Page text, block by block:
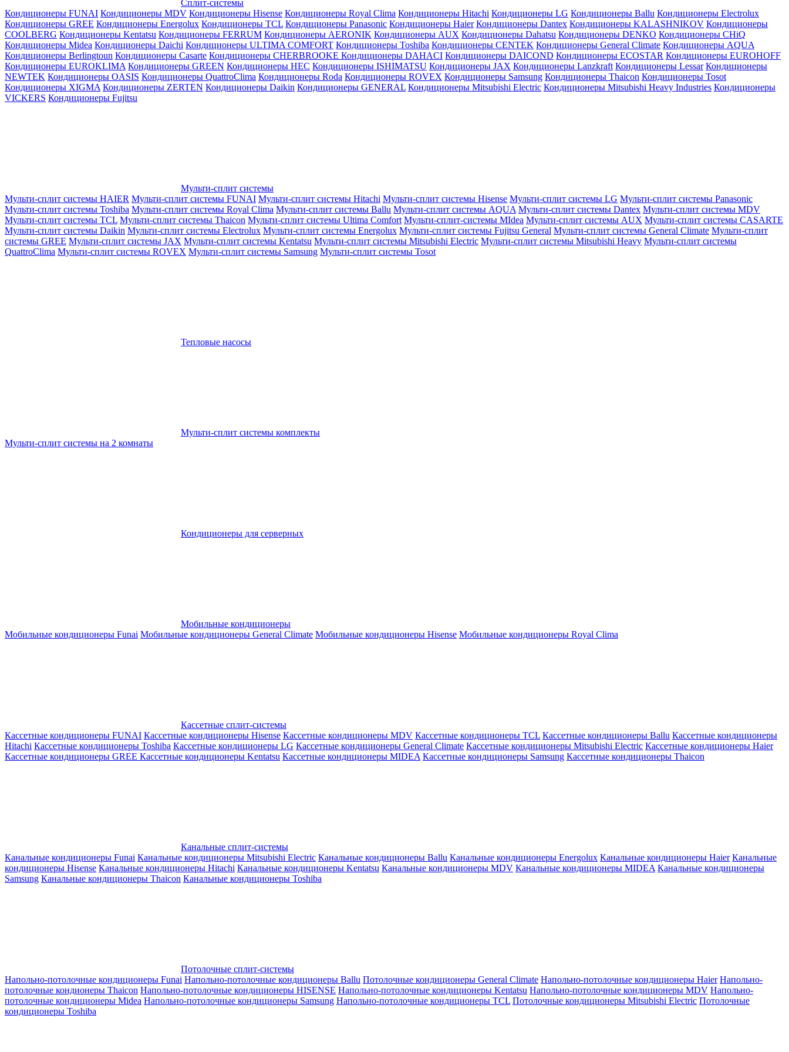
Сплит-системы
Кондиционеры FUNAI Кондиционеры MDV Кондиционеры Hisense Кондиционеры Royal Clima Кондиционеры Hitachi Кондиционеры LG Кондиционеры Ballu Кондиционеры Electrolux
Кондиционеры GREE Кондиционеры Energolux Кондиционеры TCL Кондиционеры Panasonic Кондиционеры Haier Кондиционеры Dantex Кондиционеры KALASHNIKOV Кондиционеры
СOOLBERG Кондиционеры Kentatsu Кондиционеры FERRUM Кондиционеры AERONIK Кондиционеры AUX Кондиционеры Dahatsu Кондиционеры DENKO Кондиционеры CHiQ
Кондиционеры Midea Кондиционеры Daichi Кондиционеры ULTIMA COMFORT Кондиционеры Toshiba Кондиционеры CENTEK Кондиционеры General Climate Кондиционеры AQUA
Кондиционеры Berlingtoun Кондиционеры Casarte Кондиционеры CHERBROOKE Кондиционеры DAHACI Кондиционеры DAICOND Кондиционеры ECOSTAR Кондиционеры EUROHOFF
Кондиционеры EUROKLIMA Кондиционеры GREEN Кондиционеры HEC Кондиционеры ISHIMATSU Кондиционеры JAX Кондиционеры Lanzkraft Кондиционеры Lessar Кондиционеры
NEWTEK Кондиционеры OASIS Кондиционеры QuattroClima Кондиционеры Roda Кондиционеры ROVEX Кондиционеры Samsung Кондиционеры Thaicon Кондиционеры Tosot
Кондиционеры XIGMA Кондиционеры ZERTEN Кондиционеры Daikin Кондиционеры GENERAL Кондиционеры Mitsubishi Electric Кондиционеры Mitsubishi Heavy Industries Кондиционеры
VICKERS Кондиционеры Fujitsu
Мульти-сплит системы
Мульти-сплит системы HAIER Мульти-сплит системы FUNAI Мульти-сплит системы Hitachi Мульти-сплит системы Hisense Мульти-сплит системы LG Мульти-сплит системы Panasonic
Мульти-сплит системы Toshiba Мульти-сплит системы Royal Clima Мульти-сплит системы Ballu Мульти-сплит системы AQUA Мульти-сплит системы Dantex Мульти-сплит системы MDV
Мульти-сплит системы TCL Мульти-сплит системы Thaicon Мульти-сплит системы Ultima Comfort Мульти-сплит-системы MIdea Мульти-сплит системы AUX Мульти-сплит системы CASARTE
Мульти-сплит системы Daikin Мульти-сплит системы Electrolux Мульти-сплит системы Energolux Мульти-сплит системы Fujitsu General Мульти-сплит системы General Climate Мульти-сплит
системы GREE Мульти-сплит системы JAX Мульти-сплит системы Kentatsu Мульти-сплит системы Mitsubishi Electric Мульти-сплит системы Mitsubishi Heavy Мульти-сплит системы
QuattroClima Мульти-сплит системы ROVEX Мульти-сплит системы Samsung Мульти-сплит системы Tosot
Тепловые насосы
Мульти-сплит системы комплекты
Мульти-сплит системы на 2 комнаты
Кондиционеры для серверных
Мобильные кондиционеры
Мобильные кондиционеры Funai Мобильные кондиционеры General Climate Мобильные кондиционеры Hisense Мобильные кондиционеры Royal Clima
Кассетные сплит-системы
Кассетные кондиционеры FUNAI Кассетные кондиционеры Hisense Кассетные кондиционеры MDV Кассетные кондиционеры TCL Кассетные кондиционеры Ballu Кассетные кондиционеры
Hitachi Кассетные кондиционеры Toshiba Кассетные кондиционеры LG Кассетные кондиционеры General Climate Кассетные кондиционеры Mitsubishi Electric Кассетные кондиционеры Haier
Кассетные кондиционеры GREE Кассетные кондиционеры Kentatsu Кассетные кондиционеры MIDEA Кассетные кондиционеры Samsung Кассетные кондиционеры Thaicon
Канальные сплит-системы
Канальные кондиционеры Funai Канальные кондиционеры Mitsubishi Electric Канальные кондиционеры Ballu Канальные кондиционеры Energolux Канальные кондиционеры Haier Канальные
кондиционеры Hisense Канальные кондиционеры Hitachi Канальные кондиционеры Kentatsu Канальные кондиционеры MDV Канальные кондиционеры MIDEA Канальные кондиционеры
Samsung Канальные кондиционеры Thaicon Канальные кондиционеры Toshiba
Потолочные сплит-системы
Напольно-потолочные кондиционеры Funai Напольно-потолочные кондиционеры Ballu Потолочные кондиционеры General Climate Напольно-потолочные кондиционеры Haier Напольно-
потолочные кондионеры Thaicon Напольно-потолочные кондиционеры HISENSE Напольно-потолочные кондиционеры Kentatsu Напольно-потолочные кондиционеры MDV Напольно-
потолочные кондиционеры Midea Напольно-потолочные кондиционеры Samsung Напольно-потолочные кондиционеры TCL Потолочные кондиционеры Mitsubishi Electric Потолочные
кондиционеры Toshiba